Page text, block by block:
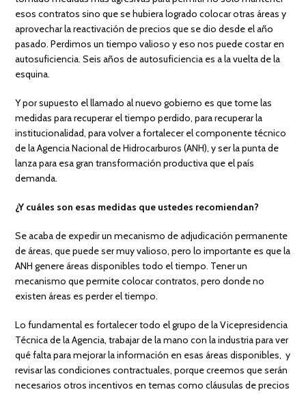
esos contratos sino que se hubiera logrado colocar otras áreas y
aprovechar la reactivación de precios que se dio desde el año
pasado. Perdimos un tiempo valioso y eso nos puede costar en
autosuficiencia. Seis años de autosuficiencia es a la vuelta de la
esquina.
Y por supuesto el llamado al nuevo gobierno es que tome las
medidas para recuperar el tiempo perdido, para recuperar la
institucionalidad, para volver a fortalecer el componente técnico
de la Agencia Nacional de Hidrocarburos (ANH), y ser la punta de
lanza para esa gran transformación productiva que el país
demanda.
¿Y cuáles son esas medidas que ustedes recomiendan?
Se acaba de expedir un mecanismo de adjudicación permanente
de áreas, que puede ser muy valioso, pero lo importante es que la
ANH genere áreas disponibles todo el tiempo. Tener un
mecanismo que permite colocar contratos, pero donde no
existen áreas es perder el tiempo.
Lo fundamental es fortalecer todo el grupo de la Vicepresidencia
Técnica de la Agencia, trabajar de la mano con la industria para ver
qué falta para mejorar la información en esas áreas disponibles, y
revisar las condiciones contractuales, porque creemos que serán
necesarios otros incentivos en temas como cláusulas de precios